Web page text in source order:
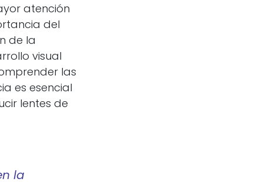
atención
del
de la
visual
las
es esencial
lentes de
la